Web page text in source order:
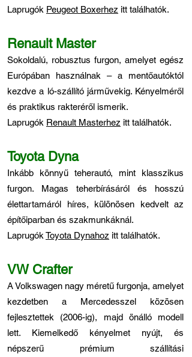
Laprugók Peugeot Boxerhez itt találhatók.
Renault Master
Sokoldalú, robusztus furgon, amelyet egész
Európában használnak – a mentőautóktól
kezdve a ló-szállító járművekig. Kényelméről
és praktikus rakteréről ismerik.
Laprugók Renault Masterhez itt találhatók.
Toyota Dyna
Inkább könnyű teherautó, mint klasszikus
furgon. Magas teherbírásáról és hosszú
élettartamáról híres, különösen kedvelt az
építőiparban és szakmunkáknál.
Laprugók Toyota Dynahoz itt találhatók.
VW Crafter
A Volkswagen nagy méretű furgonja, amelyet
kezdetben a Mercedesszel közösen
fejlesztettek (2006-ig), majd önálló modell
lett. Kiemelkedő kényelmet nyújt, és
népszerű prémium szállítási